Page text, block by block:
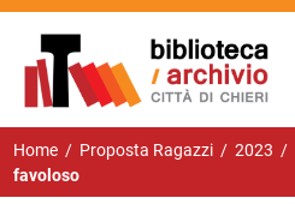
Home / Proposta Ragazzi / 2023 /
favoloso